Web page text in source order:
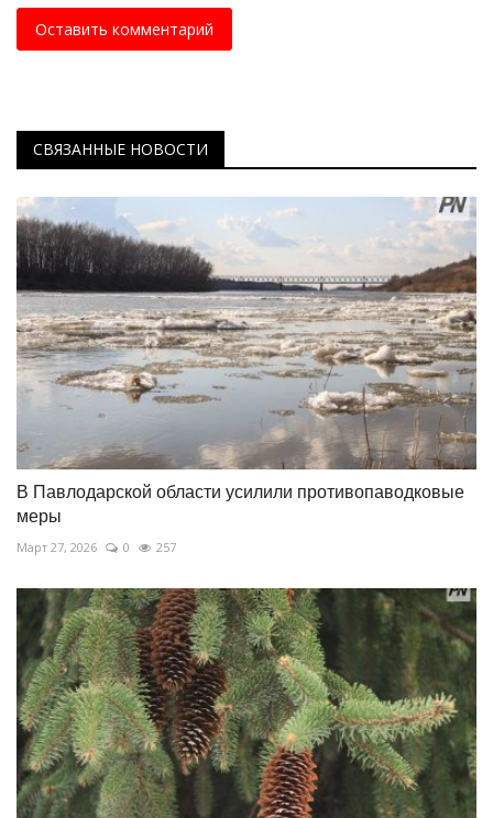
Оставить комментарий
СВЯЗАННЫЕ НОВОСТИ
В Павлодарской области усилили противопаводковые
меры
Март 27, 2026 0 257